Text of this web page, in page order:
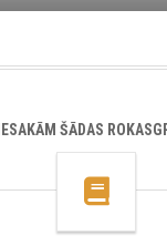
ŠĀDAS